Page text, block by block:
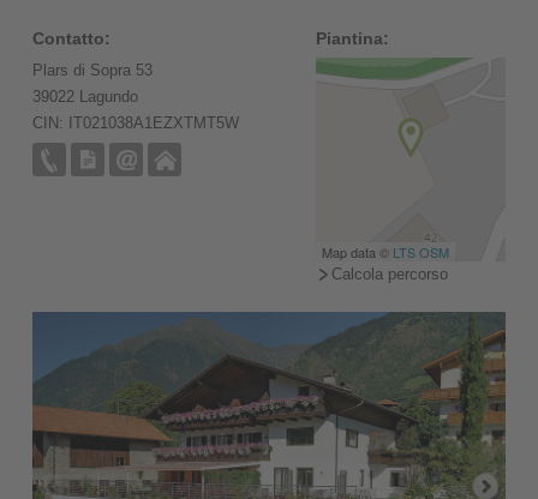
Contatto:
Plars di Sopra 53
39022 Lagundo
CIN: IT021038A1EZXTMT5W
Piantina:
Map data © LTS OSM
Calcola percorso